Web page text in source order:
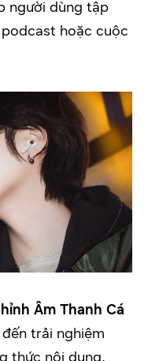
người dùng tập
hoặc cuộc
Âm Thanh Cá
trải nghiệm
thức nội dung,